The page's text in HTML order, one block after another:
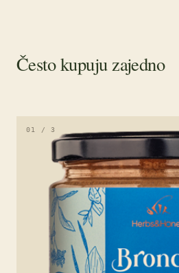
Često kupuju zajedno
01 / 3